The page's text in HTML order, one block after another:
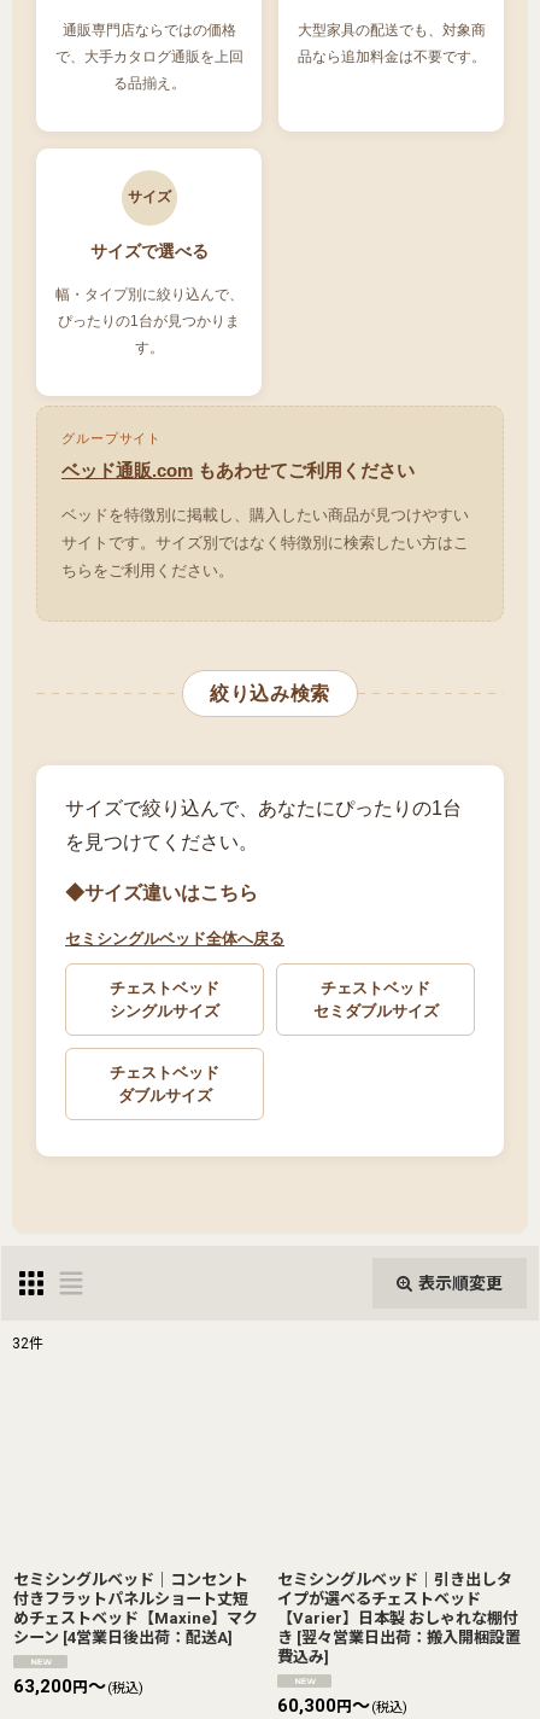
通販専門店ならではの価格
で、大手カタログ通販を上回
る品揃え。
大型家具の配送でも、対象商
品なら追加料金は不要です。
サイズ
サイズで選べる
幅・タイプ別に絞り込んで、
ぴったりの1台が見つかりま
す。
グループサイト
ベッド通販.com もあわせてご利用ください
ベッドを特徴別に掲載し、購入したい商品が見つけやすい
サイトです。サイズ別ではなく特徴別に検索したい方はこ
ちらをご利用ください。
絞り込み検索
サイズで絞り込んで、あなたにぴったりの1台
を見つけてください。
◆サイズ違いはこちら
セミシングルベッド全体へ戻る
チェストベッド
シングルサイズ
チェストベッド
セミダブルサイズ
チェストベッド
ダブルサイズ
表示順変更
32件
セミシングルベッド｜コンセント
付きフラットパネルショート丈短
めチェストベッド【Maxine】マク
シーン [4営業日後出荷：配送A]
63,200円～(税込)
セミシングルベッド｜引き出しタ
イプが選べるチェストベッド
【Varier】日本製 おしゃれな棚付
き [翌々営業日出荷：搬入開梱設置
費込み]
60,300円～(税込)